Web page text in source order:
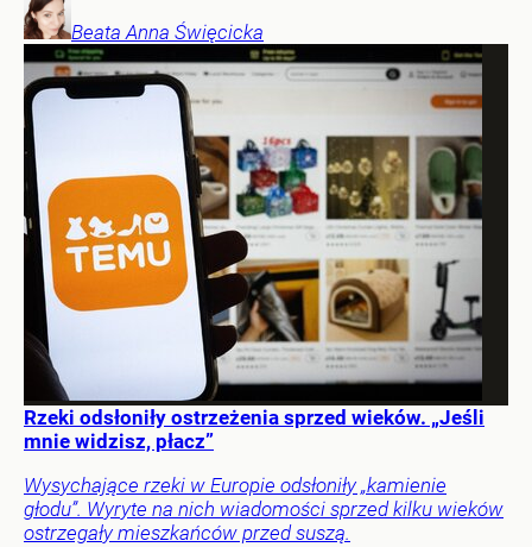
Beata Anna Święcicka
Rzeki odsłoniły ostrzeżenia sprzed wieków. „Jeśli
mnie widzisz, płacz”
Wysychające rzeki w Europie odsłoniły „kamienie
głodu”. Wyryte na nich wiadomości sprzed kilku wieków
ostrzegały mieszkańców przed suszą.